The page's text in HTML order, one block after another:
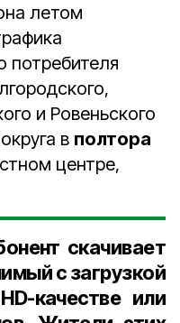
летом
потребителя
и Ровеньского
в полтора
центре,
скачивает
с загрузкой
качестве или